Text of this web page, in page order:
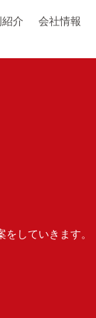
介 会社情報
していきます。